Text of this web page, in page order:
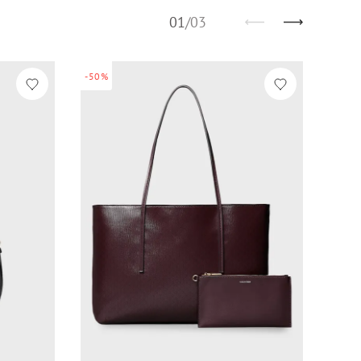
01/03
-50%